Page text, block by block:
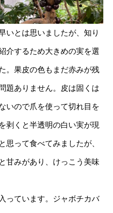
いとは思いましたが、知り
介するため大きめの実を選
。果皮の色もまだ赤みが残
題ありません。皮は固くは
いので爪を使って切れ目を
剥くと半透明の白い実が現
思って食べてみましたが、
甘みがあり、けっこう美味
っています。ジャボチカバ